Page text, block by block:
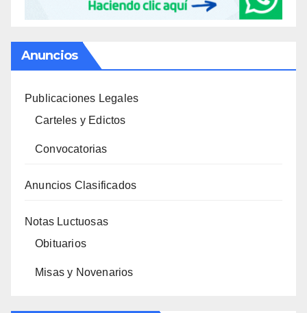
Anuncios
Publicaciones Legales
Carteles y Edictos
Convocatorias
Anuncios Clasificados
Notas Luctuosas
Obituarios
Misas y Novenarios